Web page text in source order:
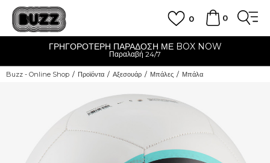
0
0
ΓΡΗΓΟΡΟΤΕΡΗ ΠΑΡΑΔΟΣΗ ΜΕ BOX NOW
Παραλαβή 24/7
Buzz - Online Shop Προϊόντα Αξεσουάρ Μπάλες Μπάλα